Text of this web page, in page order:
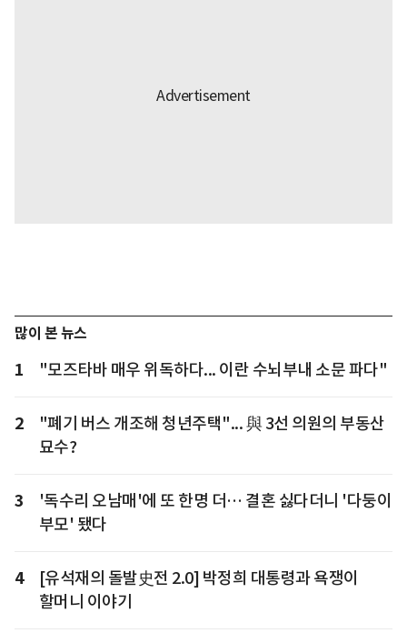
많이 본 뉴스
1 "모즈타바 매우 위독하다... 이란 수뇌부내 소문 파다"
2
"폐기 버스 개조해 청년주택"... 與 3선 의원의 부동산
묘수?
3
'독수리 오남매'에 또 한명 더… 결혼 싫다더니 '다둥이
부모' 됐다
4
[유석재의 돌발史전 2.0] 박정희 대통령과 욕쟁이
할머니 이야기